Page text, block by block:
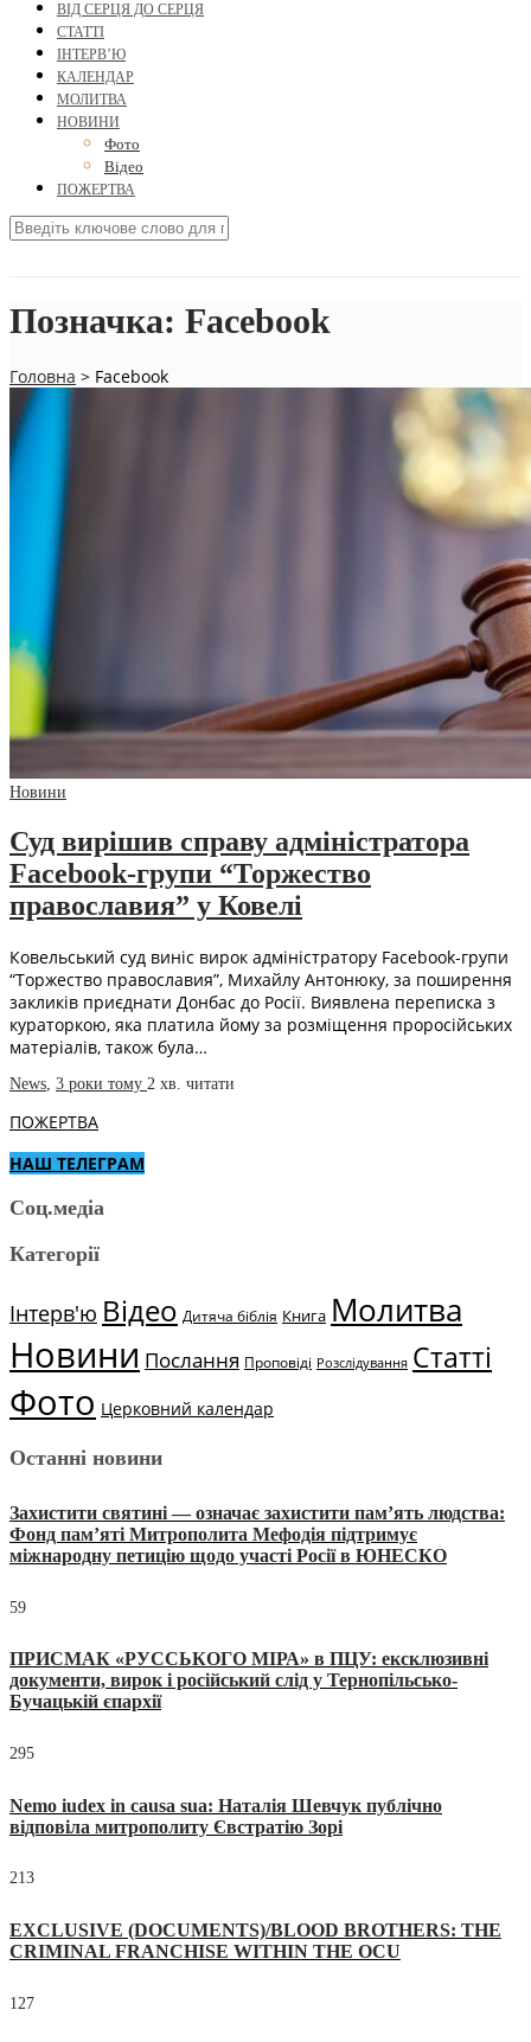
ВІД СЕРЦЯ ДО СЕРЦЯ
СТАТТІ
ІНТЕРВ’Ю
КАЛЕНДАР
МОЛИТВА
НОВИНИ
Фото
Відео
ПОЖЕРТВА
Позначка: Facebook
Головна > Facebook
Новини
Суд вирішив справу адміністратора
Facebook-групи “Торжество
православия” у Ковелі
Ковельський суд виніс вирок адміністратору Facebook-групи
“Торжество православия”, Михайлу Антонюку, за поширення
закликів приєднати Донбас до Росії. Виявлена переписка з
кураторкою, яка платила йому за розміщення проросійських
матеріалів, також була…
News, 3 роки тому 2 хв. читати
ПОЖЕРТВА
НАШ ТЕЛЕГРАМ
Соц.медіа
Категорії
Інтерв'ю Відео Дитяча біблія Книга Молитва
Новини Послання Проповіді Розслідування Статті
Фото Церковний календар
Останні новини
Захистити святині — означає захистити пам’ять людства:
Фонд пам’яті Митрополита Мефодія підтримує
міжнародну петицію щодо участі Росії в ЮНЕСКО
59
ПРИСМАК «РУССЬКОГО МІРА» в ПЦУ: ексклюзивні
документи, вирок і російський слід у Тернопільсько-
Бучацькій єпархії
295
Nemo iudex in causa sua: Наталія Шевчук публічно
відповіла митрополиту Євстратію Зорі
213
EXCLUSIVE (DOCUMENTS)/BLOOD BROTHERS: THE
CRIMINAL FRANCHISE WITHIN THE OCU
127